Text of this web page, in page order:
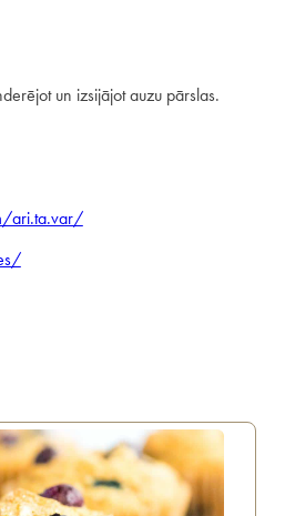
un izsijājot auzu pārslas.
ari.ta.var/